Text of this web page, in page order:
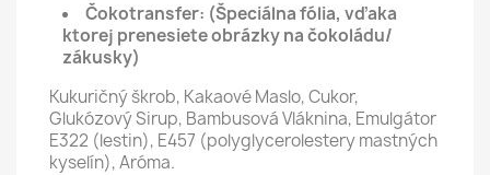
Čokotransfer: (Špeciálna fólia, vďaka
ktorej prenesiete obrázky na čokoládu/
zákusky)
Kukuričný škrob, Kakaové Maslo, Cukor,
Glukózový Sirup, Bambusová Vláknina, Emulgátor
E322 (lestin), E457 (polyglycerolestery mastných
kyselín), Aróma.